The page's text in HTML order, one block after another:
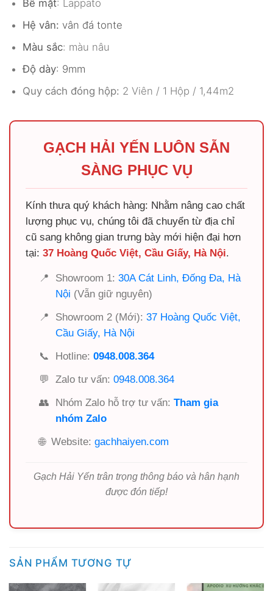
Bề mặt: Lappato
Hệ vân: vân đá tonte
Màu sắc: màu nâu
Độ dày: 9mm
Quy cách đóng hộp: 2 Viên / 1 Hộp / 1,44m2
GẠCH HẢI YẾN LUÔN SẴN
SÀNG PHỤC VỤ
Kính thưa quý khách hàng: Nhằm nâng cao chất
lượng phục vụ, chúng tôi đã chuyển từ địa chỉ
cũ sang không gian trưng bày mới hiện đại hơn
tại: 37 Hoàng Quốc Việt, Cầu Giấy, Hà Nội.
📍 Showroom 1: 30A Cát Linh, Đống Đa, Hà
Nội (Vẫn giữ nguyên)
📍
Showroom 2 (Mới): 37 Hoàng Quốc Việt,
Cầu Giấy, Hà Nội
📞
Hotline: 0948.008.364
💬
Zalo tư vấn: 0948.008.364
👥
Nhóm Zalo hỗ trợ tư vấn: Tham gia
nhóm Zalo
🌐 Website: gachhaiyen.com
Gạch Hải Yến trân trọng thông báo và hân hạnh
được đón tiếp!
SẢN PHẨM TƯƠNG TỰ